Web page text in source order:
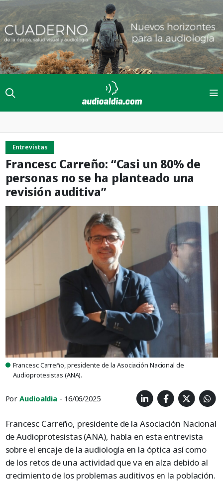
Entrevistas
Francesc Carreño: “Casi un 80% de
personas no se ha planteado una
revisión auditiva”
Francesc Carreño, presidente de la Asociación Nacional de
Audioprotesistas (ANA).
PorAudioaldia - 16/06/2025
Francesc Carreño, presidente de la Asociación Nacional
de Audioprotesistas (ANA), habla en esta entrevista
sobre el encaje de la audiología en la óptica así como
de los retos de una actividad que va en alza debido al
crecimiento de los problemas auditivos en la población.